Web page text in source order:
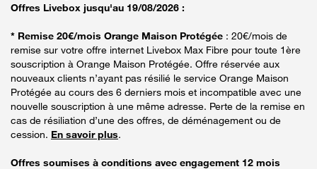
Offres Livebox jusqu'au 19/08/2026 :
* Remise 20€/mois Orange Maison Protégée : 20€/mois de
remise sur votre offre internet Livebox Max Fibre pour toute 1ère
souscription à Orange Maison Protégée. Offre réservée aux
nouveaux clients n’ayant pas résilié le service Orange Maison
Protégée au cours des 6 derniers mois et incompatible avec une
nouvelle souscription à une même adresse. Perte de la remise en
cas de résiliation d’une des offres, de déménagement ou de
cession. En savoir plus.
Offres soumises à conditions avec engagement 12 mois